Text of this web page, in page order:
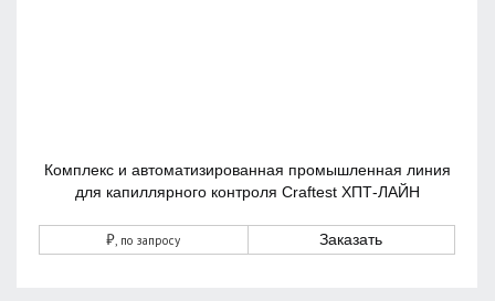
Комплекс и автоматизированная промышленная линия
для капиллярного контроля Craftest ХПТ-ЛАЙН
₽, по запросу Заказать